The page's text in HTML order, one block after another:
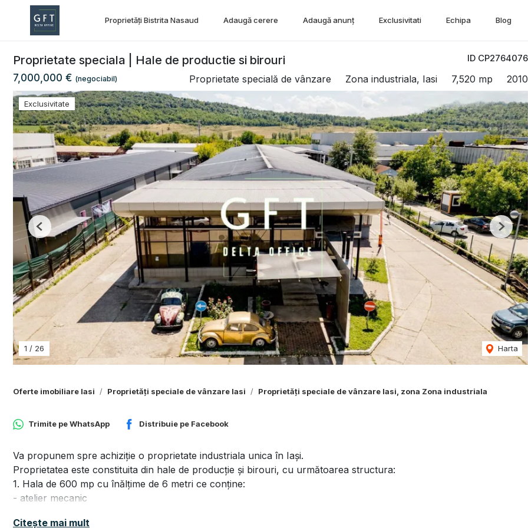
Proprietăți Bistrita Nasaud Adaugă cerere Adaugă anunț Exclusivitati Echipa Blog
ID CP2764076
Proprietate speciala | Hale de productie si birouri
7,000,000 € (negociabil) Proprietate specială de vânzare Zona industriala, Iasi 7,520 mp 2010
Exclusivitate
1 / 26 Harta
Previous Next
Oferte imobiliare Iasi Proprietăți speciale de vânzare Iasi Proprietăți speciale de vânzare Iasi, zona Zona industriala
Trimite peWhatsApp Distribuie pe Facebook
Va propunem spre achiziție o proprietate industriala unica în Iași.
Proprietatea este constituita din hale de producție și birouri, cu următoarea structura:
1. Hala de 600 mp cu înălțime de 6 metri ce conține:
- atelier mecanic
Citește mai mult